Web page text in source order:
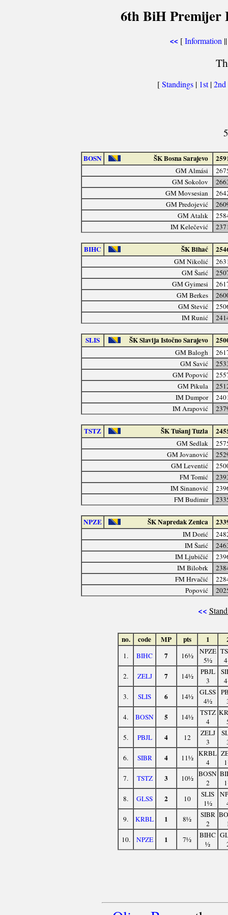
6th BiH Premijer
<< [Information
[Standings | 1st|2nd
BOSN ŠK Bosna Sarajevo
GM Almási
GM Sokolov
GM Movsesian
GM Predojević
GM Atalık
IM Kelečević
BIHC ŠK Bihać
GM Nikolić
GM Šarić
GM Gyimesi
GM Berkes
GM Stević
IM Runić
SLIS ŠK Slavija Istočno Sarajevo
GM Balogh
GM Savić
GM Popović
GM Pikula
IM Dumpor
IM Arapović
TSTZ ŠK Tušanj Tuzla
GM Sedlak
GM Jovanović
GM Leventić
FM Tomić
IM Sinanović
FM Budimir
NPZE ŠK Napredak Zenica
IM Dorić
IM Šarić
IM Ljubičić
IM Bilobrk
FM Hrvačić
Popović
<<
no. code MP pts 1
1. BIHC 7 16½
NPZE
5½
2.
ZELJ 7 14½
PBJL
3
3.
SLIS 6 14½
GLSS
4½
4.
BOSN 5 14½
TSTZ
4
5.
PBJL 4 12
ZELJ
3
6.
SIBR 4 11½ KRBL
4
7.
TSTZ 3 10½ BOSN
2
8.
GLSS 2 10
SLIS
1½
9.
KRBL 1 8½
SIBR
2
10.
NPZE 1 7½
BIHC
½